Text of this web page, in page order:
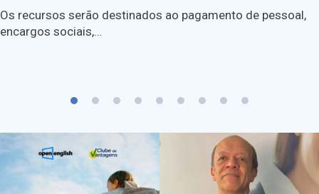
Os recursos serão destinados ao pagamento de pessoal,
encargos sociais,…